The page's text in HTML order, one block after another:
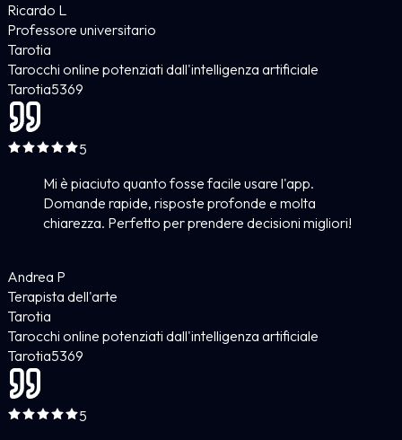
Ricardo L
Professore universitario
Tarotia
Tarocchi online potenziati dall'intelligenza artificiale
Tarotia5369
5
Mi è piaciuto quanto fosse facile usare l'app.
Domande rapide, risposte profonde e molta
chiarezza. Perfetto per prendere decisioni migliori!
Andrea P
Terapista dell'arte
Tarotia
Tarocchi online potenziati dall'intelligenza artificiale
Tarotia5369
5